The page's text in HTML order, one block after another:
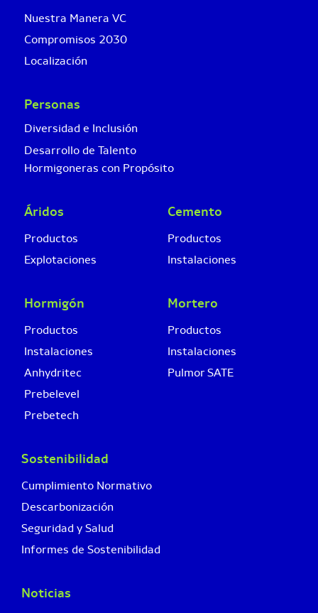
Nuestra Manera VC
Compromisos 2030
Localización
Personas
Diversidad e Inclusión
Desarrollo de Talento
Hormigoneras con Propósito
Áridos
Productos
Explotaciones
Hormigón
Productos
Instalaciones
Anhydritec
Prebelevel
Prebetech
Cemento
Productos
Instalaciones
Mortero
Productos
Instalaciones
Pulmor SATE
Sostenibilidad
Cumplimiento Normativo
Descarbonización
Seguridad y Salud
Informes de Sostenibilidad
Noticias